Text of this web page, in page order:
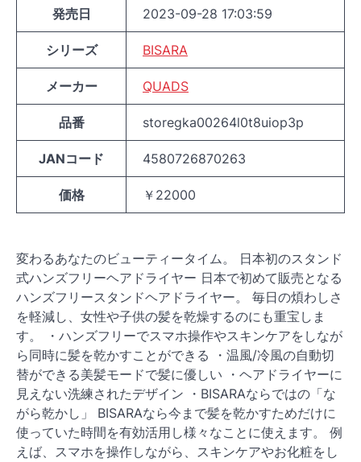
発売日 2023-09-28 17:03:59
シリーズ BISARA
メーカー QUADS
品番 storegka00264l0t8uiop3p
JANコード 4580726870263
価格 ￥22000
変わるあなたのビューティータイム。 日本初のスタンド
式ハンズフリーヘアドライヤー 日本で初めて販売となる
ハンズフリースタンドヘアドライヤー。 毎日の煩わしさ
を軽減し、女性や子供の髪を乾燥するのにも重宝しま
す。 ・ハンズフリーでスマホ操作やスキンケアをしなが
ら同時に髪を乾かすことができる ・温風/冷風の自動切
替ができる美髪モードで髪に優しい ・ヘアドライヤーに
見えない洗練されたデザイン ・BISARAならではの「な
がら乾かし」 BISARAなら今まで髪を乾かすためだけに
使っていた時間を有効活用し様々なことに使えます。 例
えば、スマホを操作しながら、スキンケアやお化粧をし